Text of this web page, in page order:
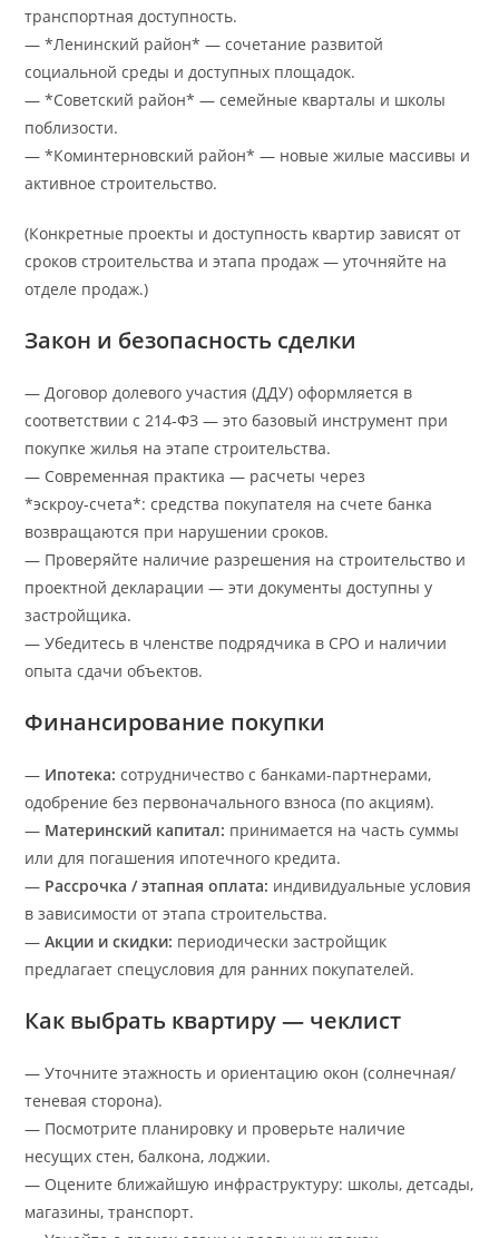
транспортная доступность.
— *Ленинский район* — сочетание развитой
социальной среды и доступных площадок.
— *Советский район* — семейные кварталы и школы
поблизости.
— *Коминтерновский район* — новые жилые массивы и
активное строительство.
(Конкретные проекты и доступность квартир зависят от
сроков строительства и этапа продаж — уточняйте на
отделе продаж.)
Закон и безопасность сделки
— Договор долевого участия (ДДУ) оформляется в
соответствии с 214‑ФЗ — это базовый инструмент при
покупке жилья на этапе строительства.
— Современная практика — расчеты через
*эскроу‑счета*: средства покупателя на счете банка
возвращаются при нарушении сроков.
— Проверяйте наличие разрешения на строительство и
проектной декларации — эти документы доступны у
застройщика.
— Убедитесь в членстве подрядчика в СРО и наличии
опыта сдачи объектов.
Финансирование покупки
— Ипотека: сотрудничество с банками-партнерами,
одобрение без первоначального взноса (по акциям).
— Материнский капитал: принимается на часть суммы
или для погашения ипотечного кредита.
— Рассрочка / этапная оплата: индивидуальные условия
в зависимости от этапа строительства.
—Акции и скидки: периодически застройщик
предлагает спецусловия для ранних покупателей.
Как выбрать квартиру — чеклист
— Уточните этажность и ориентацию окон (солнечная/
теневая сторона).
— Посмотрите планировку и проверьте наличие
несущих стен, балкона, лоджии.
— Оцените ближайшую инфраструктуру: школы, детсады,
магазины, транспорт.